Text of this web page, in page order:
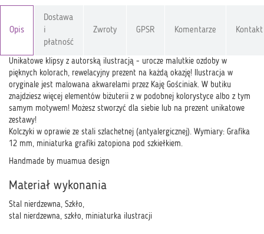
Opis
Dostawa
i
płatność
Zwroty GPSR Komentarze Kontakt
Unikatowe klipsy z autorską ilustracją - urocze malutkie ozdoby w
pięknych kolorach, rewelacyjny prezent na każdą okazję! Ilustracja w
oryginale jest malowana akwarelami przez Kaję Gościniak. W butiku
znajdziesz więcej elementów biżuterii z w podobnej kolorystyce albo z tym
samym motywem! Możesz stworzyć dla siebie lub na prezent unikatowe
zestawy!
Kolczyki w oprawie ze stali szlachetnej (antyalergicznej). Wymiary: Grafika
12 mm, miniaturka grafiki zatopiona pod szkiełkiem.
Handmade by muamua design
Materiał wykonania
Stal nierdzewna, Szkło,
stal nierdzewna, szkło, miniaturka ilustracji